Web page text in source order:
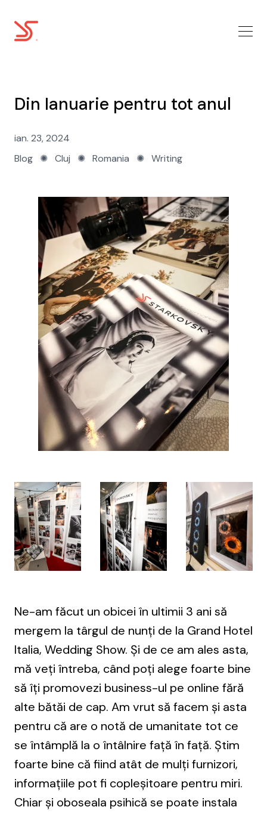
Din Ianuarie pentru tot anul
ian. 23, 2024
Blog ✺ Cluj ✺ Romania ✺ Writing
Ne-am făcut un obicei în ultimii 3 ani să
mergem la târgul de nunți de la Grand Hotel
Italia, Wedding Show. Și de ce am ales asta,
mă veți întreba, când poți alege foarte bine
să îți promovezi business-ul pe online fără
alte bătăi de cap. Am vrut să facem și asta
pentru că are o notă de umanitate tot ce
se întâmplă la o întâlnire față în față. Știm
foarte bine că fiind atât de mulți furnizori,
informațiile pot fi copleșitoare pentru miri.
Chiar și oboseala psihică se poate instala